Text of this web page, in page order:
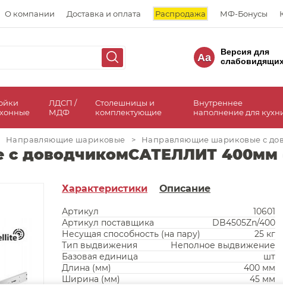
О компании Доставка и оплата Распродажа МФ-Бонусы
Aa
Версия для
ЛДСП /
МДФ
Столешницы и
комплектующие
Внутреннее
наполнение для
Направляющие шариковые > Направляющие шариковые с
с доводчикомСАТЕЛЛИТ
Характеристики Описание
Артикул
10601
Артикул поставщика
DB4505Zn/400
Несущая способность (на пару)
25 кг
Тип выдвижения
Неполное выдвижение
Базовая единица
шт
Длина (мм)
400 мм
Ширина (мм)
45 мм